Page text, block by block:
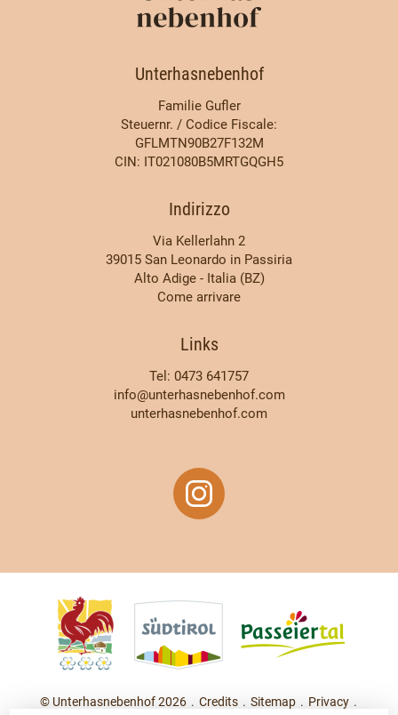
Unterhasnebenhof
Familie Gufler
Steuernr. / Codice Fiscale:
GFLMTN90B27F132M
CIN: IT021080B5MRTGQGH5
Indirizzo
Via Kellerlahn 2
39015 San Leonardo in Passiria
Alto Adige - Italia (BZ)
Come arrivare
Links
Tel: 0473 641757
info@unterhasnebenhof.com
unterhasnebenhof.com
© Unterhasnebenhof 2026 . Credits . Sitemap . Privacy .